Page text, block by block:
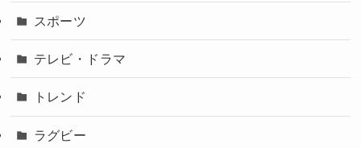
スポーツ
テレビ・ドラマ
トレンド
ラグビー